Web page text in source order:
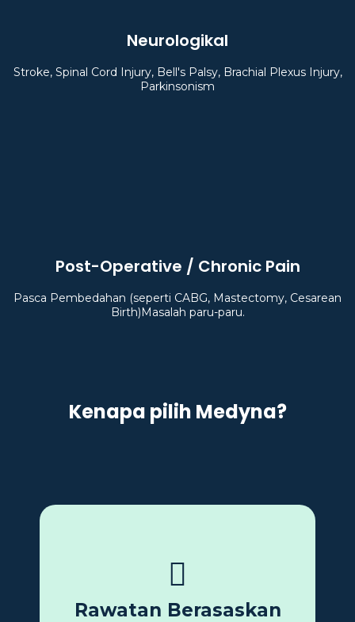
Neurologikal
Stroke, Spinal Cord Injury, Bell's Palsy, Brachial Plexus Injury,
Parkinsonism
Post-Operative / Chronic Pain
Pasca Pembedahan (seperti CABG, Mastectomy, Cesarean
Birth)Masalah paru-paru.
Kenapa pilih Medyna?
Rawatan Berasaskan
berdasarkan penilaian klinikal menyeluruh dan
kajian fisioterapi terkini.